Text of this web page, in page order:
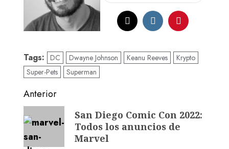
Tags: DC Dwayne Johnson Keanu Reeves
Krypto
Super-Pets
Superman
Anterior
San Diego Comic Con 2022:
Todos los anuncios de
Marvel